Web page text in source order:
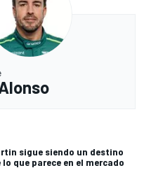
sigue siendo un destino
que parece en el mercado